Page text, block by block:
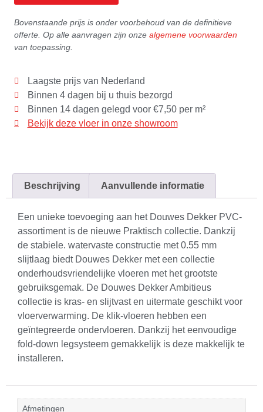
Bovenstaande prijs is onder voorbehoud van de definitieve
offerte. Op alle aanvragen zijn onze algemene voorwaarden
van toepassing.
Laagste prijs van Nederland
Binnen 4 dagen bij u thuis bezorgd
Binnen 14 dagen gelegd voor €7,50 per m²
Bekijk deze vloer in onze showroom
Beschrijving Aanvullende informatie
Een unieke toevoeging aan het Douwes Dekker PVC-
assortiment is de nieuwe Praktisch collectie. Dankzij
de stabiele. watervaste constructie met 0.55 mm
slijtlaag biedt Douwes Dekker met een collectie
onderhoudsvriendelijke vloeren met het grootste
gebruiksgemak. De Douwes Dekker Ambitieus
collectie is kras- en slijtvast en uitermate geschikt voor
vloerverwarming. De klik-vloeren hebben een
geïntegreerde ondervloeren. Dankzij het eenvoudige
fold-down legsysteem gemakkelijk is deze makkelijk te
installeren.
Afmetingen